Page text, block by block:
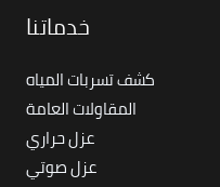
خدماتنا
كشف تسربات المياه
المقاولات العامة
عزل حراري
عزل صوتي